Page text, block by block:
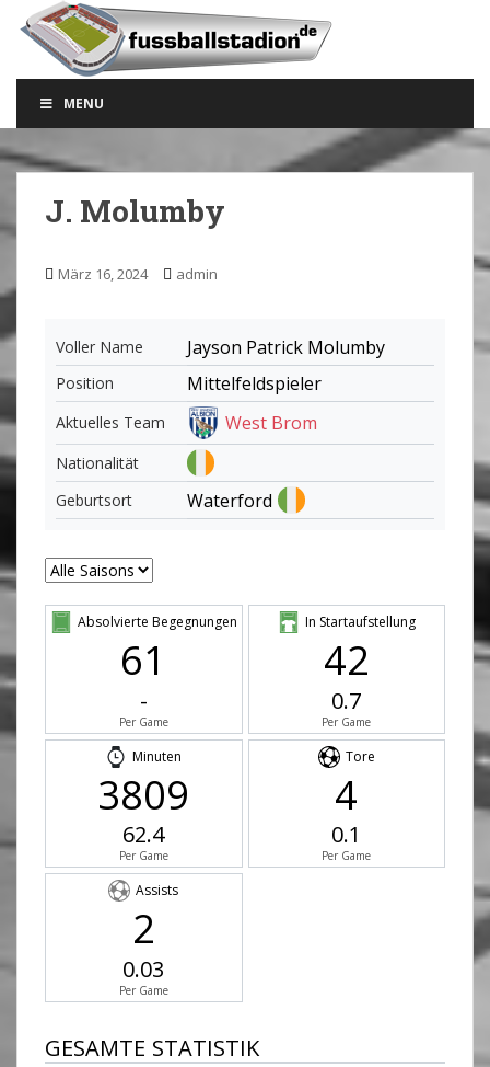
m
n
o
t
n
t
MENU
J. Molumby
März 16, 2024 admin
Voller Name Jayson Patrick Molumby
Position Mittelfeldspieler
Aktuelles Team West Brom
Nationalität
Geburtsort
Waterford
Absolvierte Begegnungen
61
-
Per Game
In Startaufstellung
42
0.7
Per Game
Minuten
3809
62.4
Per Game
Tore
4
0.1
Per Game
Assists
2
0.03
Per Game
GESAMTE STATISTIK